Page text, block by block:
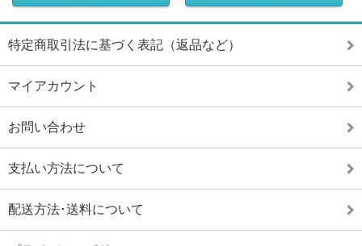
特定商取引法に基づく表記（返品など）
マイアカウント
お問い合わせ
支払い方法について
配送方法･送料について